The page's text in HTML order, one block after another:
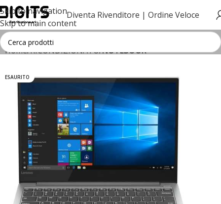
Skip to navigation
Skip to main content
Diventa Rivenditore | Ordine Veloce
Home RICONDIZIONATO NOTEBOOK
ESAURITO